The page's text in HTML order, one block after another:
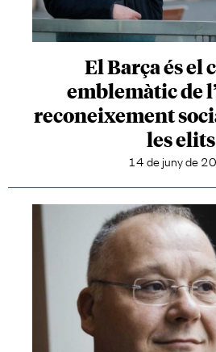
El Barça és el
emblemàtic de
reconeixement
les elits
14 de juny de